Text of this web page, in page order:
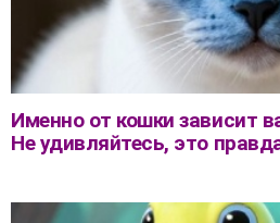
Именно от кошки зависит
Не удивляйтесь, это